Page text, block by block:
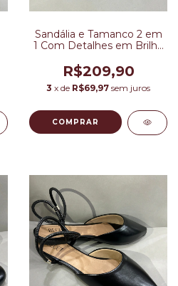
Sandália e Tamanco 2 em
1 Com Detalhes em Brilho
R$209,90
3 x de R$69,97 sem juros
COMPRAR